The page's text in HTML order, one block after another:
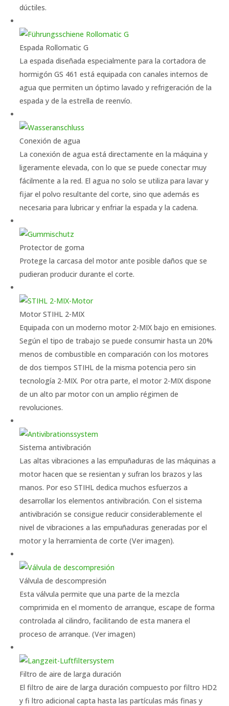
dúctiles.
Espada Rollomatic G
La espada diseñada especialmente para la cortadora de
hormigón GS 461 está equipada con canales internos de
agua que permiten un óptimo lavado y refrigeración de la
espada y de la estrella de reenvío.
Conexión de agua
La conexión de agua está directamente en la máquina y
ligeramente elevada, con lo que se puede conectar muy
fácilmente a la red. El agua no solo se utiliza para lavar y
fijar el polvo resultante del corte, sino que además es
necesaria para lubricar y enfriar la espada y la cadena.
Protector de goma
Protege la carcasa del motor ante posible daños que se
pudieran producir durante el corte.
Motor STIHL 2-MIX
Equipada con un moderno motor 2-MIX bajo en emisiones.
Según el tipo de trabajo se puede consumir hasta un 20%
menos de combustible en comparación con los motores
de dos tiempos STIHL de la misma potencia pero sin
tecnología 2-MIX. Por otra parte, el motor 2-MIX dispone
de un alto par motor con un amplio régimen de
revoluciones.
Sistema antivibración
Las altas vibraciones a las empuñaduras de las máquinas a
motor hacen que se resientan y sufran los brazos y las
manos. Por eso STIHL dedica muchos esfuerzos a
desarrollar los elementos antivibración. Con el sistema
antivibración se consigue reducir considerablemente el
nivel de vibraciones a las empuñaduras generadas por el
motor y la herramienta de corte (Ver imagen).
Válvula de descompresión
Esta válvula permite que una parte de la mezcla
comprimida en el momento de arranque, escape de forma
controlada al cilindro, facilitando de esta manera el
proceso de arranque. (Ver imagen)
Filtro de aire de larga duración
El filtro de aire de larga duración compuesto por filtro HD2
y fi ltro adicional capta hasta las partículas más finas y